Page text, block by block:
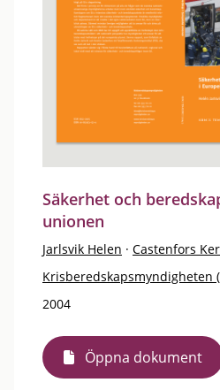
Säkerhet och
unionen
Jarlsvik Helen · Castenfors
Krisberedskapsmyndigheten
2004
Öppna dokument